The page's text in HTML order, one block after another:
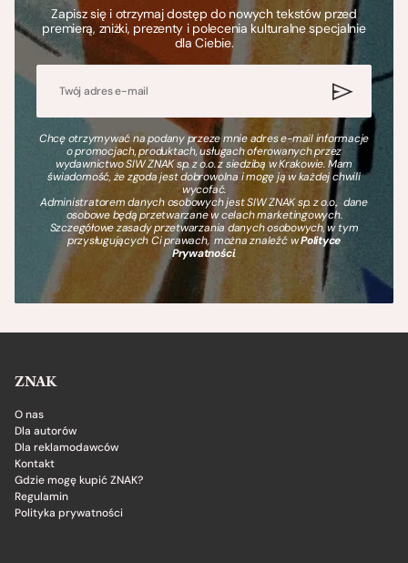
Zapisz się i otrzymaj dostęp do nowych tekstów przed
premierą, zniżki, prezenty i polecenia kulturalne specjalnie
dla Ciebie.
Chcę otrzymywać na podany przeze mnie adres e-mail informacje
o promocjach, produktach, usługach oferowanych przez
wydawnictwo SIW ZNAK sp. z o.o. z siedzibą w Krakowie. Mam
świadomość, że zgoda jest dobrowolna i mogę ją w każdej chwili
wycofać.
Administratorem danych osobowych jest SIW ZNAK sp. z o.o., dane
osobowe będą przetwarzane w celach marketingowych.
Szczegółowe zasady przetwarzania danych osobowych, w tym
przysługujących Ci prawach, można znaleźć wPolityce
Prywatności.
ZNAK
O nas
Dla autorów
Dla reklamodawców
Kontakt
Gdzie mogę kupić ZNAK?
Regulamin
Polityka prywatności